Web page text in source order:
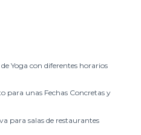
Yoga con diferentes horarios
para unas Fechas Concretas y
para salas de restaurantes